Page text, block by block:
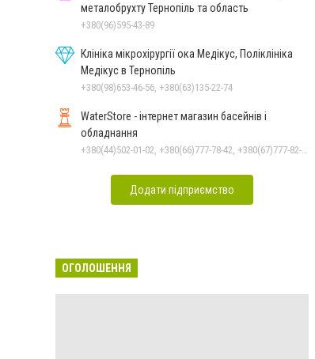
металобрухту Тернопіль та область
+380(96)595-43-89
Клініка мікрохірургії ока Медікус, Поліклініка
Медікус в Тернопіль
+380(98)653-46-56, +380(63)135-22-74
WaterStore - інтернет магазин басейнів і
обладнання
+380(44)502-01-02, +380(66)777-78-42, +380(67)777-82-19, +380(67)890-80-80, +380(73)890-80-80, +380(44)502-01-03
Додати підприємство
ОГОЛОШЕННЯ